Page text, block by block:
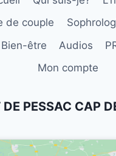
de couple
être
Audios
Mon compte
PESSAC CAP